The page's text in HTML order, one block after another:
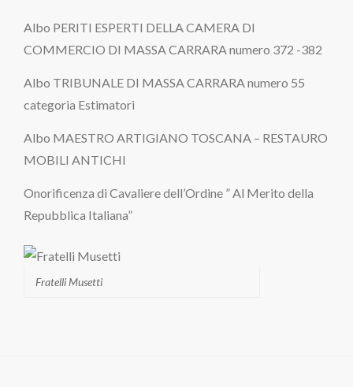
Albo PERITI ESPERTI DELLA CAMERA DI
COMMERCIO DI MASSA CARRARA numero 372 -382
Albo TRIBUNALE DI MASSA CARRARA numero 55
categoria Estimatori
Albo MAESTRO ARTIGIANO TOSCANA – RESTAURO
MOBILI ANTICHI
Onorificenza di Cavaliere dell’Ordine ” Al Merito della
Repubblica Italiana”
Fratelli Musetti